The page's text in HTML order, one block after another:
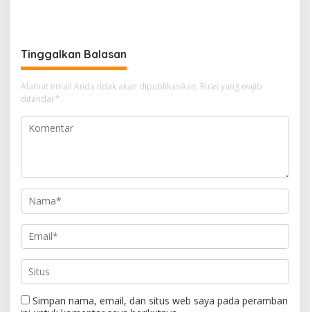
Tinggalkan Balasan
Alamat email Anda tidak akan dipublikasikan. Ruas yang wajib
ditandai *
Simpan nama, email, dan situs web saya pada peramban